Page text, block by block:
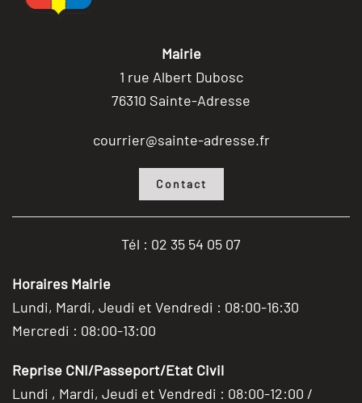
Mairie
1 rue Albert Dubosc
76310 Sainte-Adresse
courrier@sainte-adresse.fr
Contact
Tél : 02 35 54 05 07
Horaires Mairie
Lundi, Mardi, Jeudi et Vendredi : 08:00-16:30
Mercredi : 08:00-13:00
Reprise CNI/Passeport/Etat Civil
Lundi , Mardi, Jeudi et Vendredi : 08:00-12:00 /